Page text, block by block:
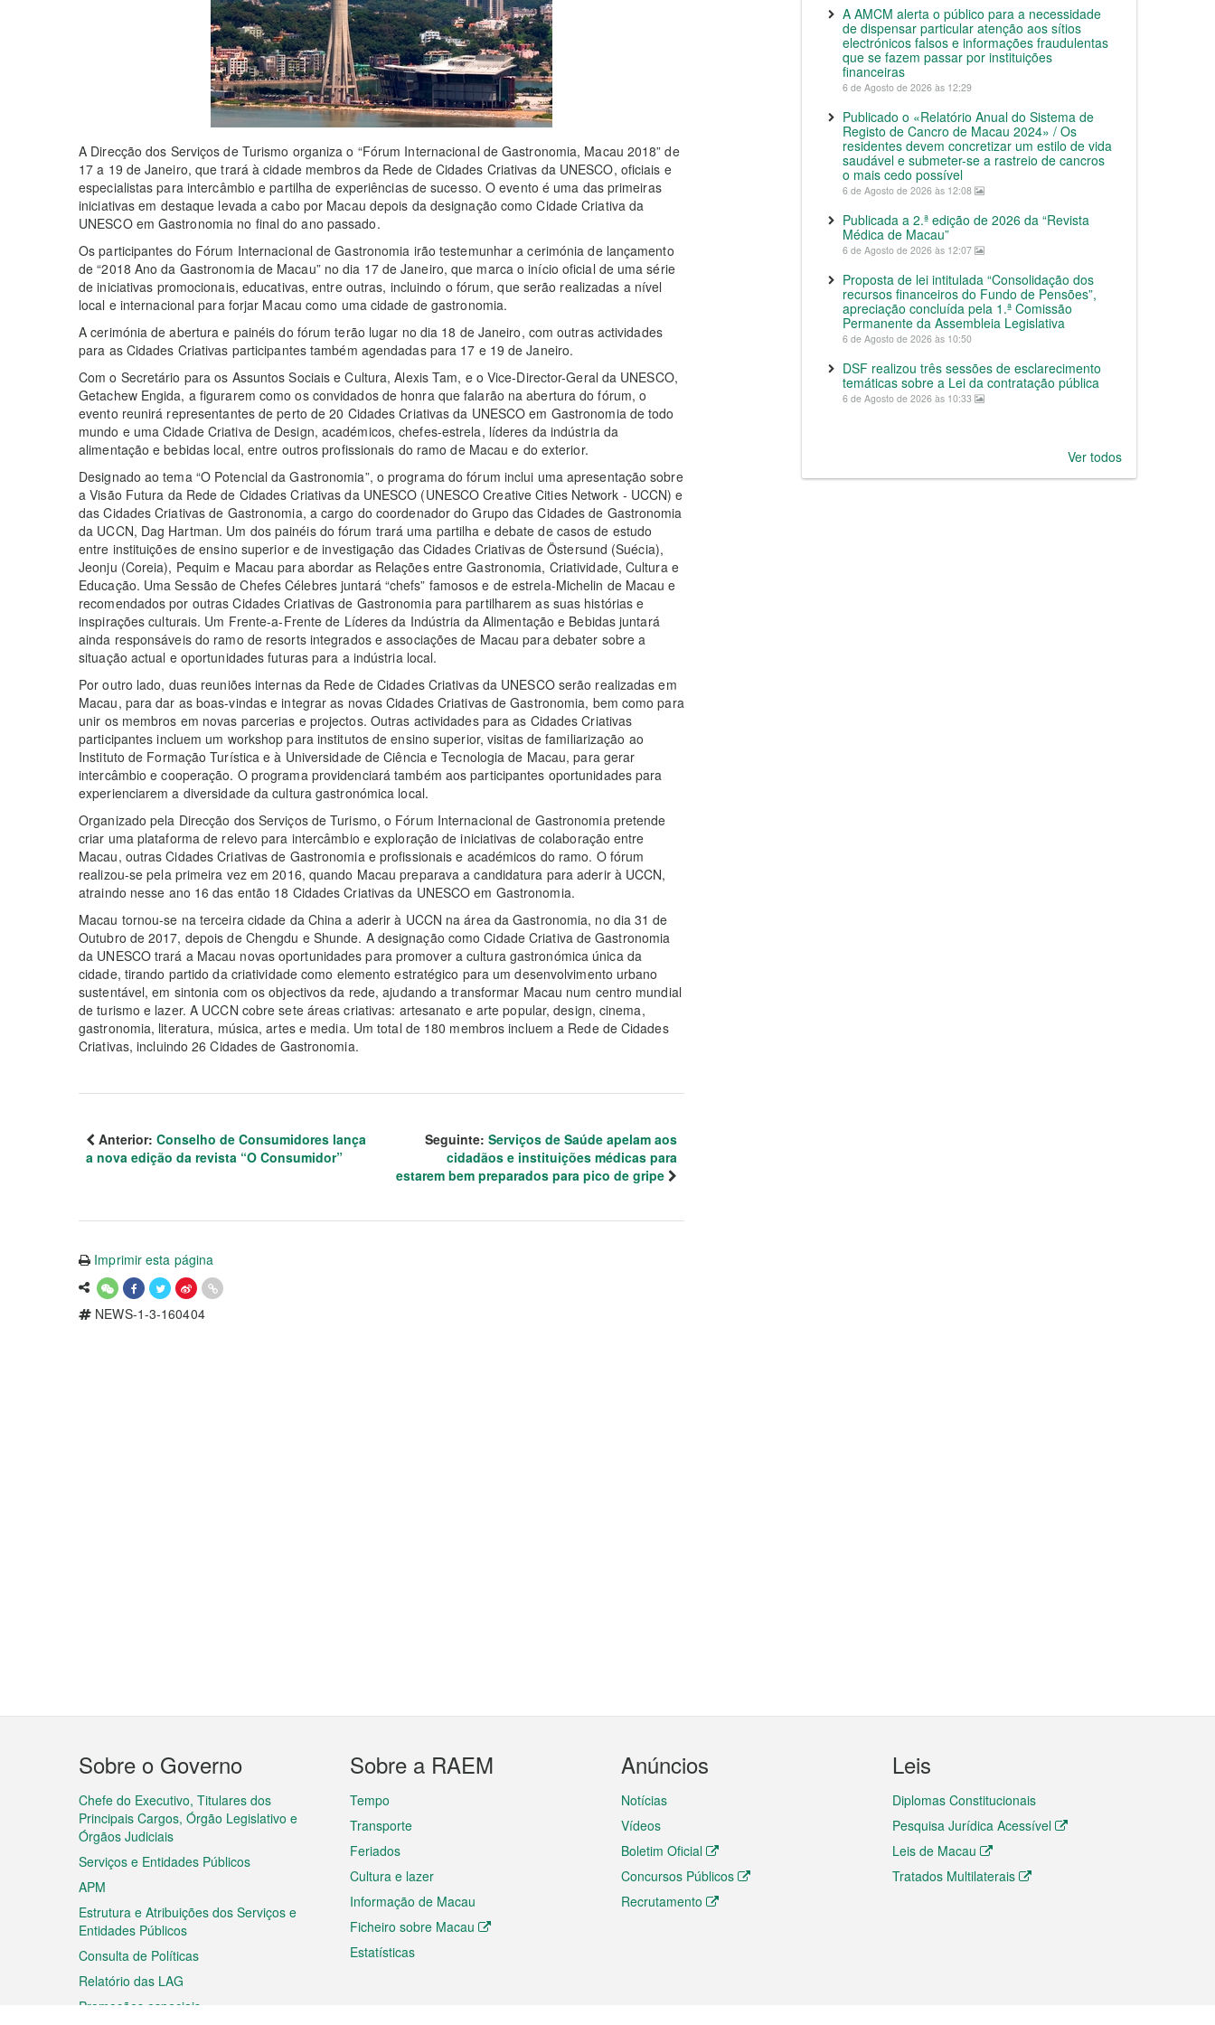
A Direcção dos Serviços de Turismo organiza o “Fórum Internacional de Gastronomia, Macau 2018” de
17 a 19 de Janeiro, que trará à cidade membros da Rede de Cidades Criativas da UNESCO, oficiais e
especialistas para intercâmbio e partilha de experiências de sucesso. O evento é uma das primeiras
iniciativas em destaque levada a cabo por Macau depois da designação como Cidade Criativa da
UNESCO em Gastronomia no final do ano passado.
Os participantes do Fórum Internacional de Gastronomia irão testemunhar a cerimónia de lançamento
de “2018 Ano da Gastronomia de Macau” no dia 17 de Janeiro, que marca o início oficial de uma série
de iniciativas promocionais, educativas, entre outras, incluindo o fórum, que serão realizadas a nível
local e internacional para forjar Macau como uma cidade de gastronomia.
A cerimónia de abertura e painéis do fórum terão lugar no dia 18 de Janeiro, com outras actividades
para as Cidades Criativas participantes também agendadas para 17 e 19 de Janeiro.
Com o Secretário para os Assuntos Sociais e Cultura, Alexis Tam, e o Vice-Director-Geral da UNESCO,
Getachew Engida, a figurarem como os convidados de honra que falarão na abertura do fórum, o
evento reunirá representantes de perto de 20 Cidades Criativas da UNESCO em Gastronomia de todo
mundo e uma Cidade Criativa de Design, académicos, chefes-estrela, líderes da indústria da
alimentação e bebidas local, entre outros profissionais do ramo de Macau e do exterior.
Designado ao tema “O Potencial da Gastronomia”, o programa do fórum inclui uma apresentação sobre
a Visão Futura da Rede de Cidades Criativas da UNESCO (UNESCO Creative Cities Network - UCCN) e
das Cidades Criativas de Gastronomia, a cargo do coordenador do Grupo das Cidades de Gastronomia
da UCCN, Dag Hartman. Um dos painéis do fórum trará uma partilha e debate de casos de estudo
entre instituições de ensino superior e de investigação das Cidades Criativas de Östersund (Suécia),
Jeonju (Coreia), Pequim e Macau para abordar as Relações entre Gastronomia, Criatividade, Cultura e
Educação. Uma Sessão de Chefes Célebres juntará “chefs” famosos e de estrela-Michelin de Macau e
recomendados por outras Cidades Criativas de Gastronomia para partilharem as suas histórias e
inspirações culturais. Um Frente-a-Frente de Líderes da Indústria da Alimentação e Bebidas juntará
ainda responsáveis do ramo de resorts integrados e associações de Macau para debater sobre a
situação actual e oportunidades futuras para a indústria local.
Por outro lado, duas reuniões internas da Rede de Cidades Criativas da UNESCO serão realizadas em
Macau, para dar as boas-vindas e integrar as novas Cidades Criativas de Gastronomia, bem como para
unir os membros em novas parcerias e projectos. Outras actividades para as Cidades Criativas
participantes incluem um workshop para institutos de ensino superior, visitas de familiarização ao
Instituto de Formação Turística e à Universidade de Ciência e Tecnologia de Macau, para gerar
intercâmbio e cooperação. O programa providenciará também aos participantes oportunidades para
experienciarem a diversidade da cultura gastronómica local.
Organizado pela Direcção dos Serviços de Turismo, o Fórum Internacional de Gastronomia pretende
criar uma plataforma de relevo para intercâmbio e exploração de iniciativas de colaboração entre
Macau, outras Cidades Criativas de Gastronomia e profissionais e académicos do ramo. O fórum
realizou-se pela primeira vez em 2016, quando Macau preparava a candidatura para aderir à UCCN,
atraindo nesse ano 16 das então 18 Cidades Criativas da UNESCO em Gastronomia.
Macau tornou-se na terceira cidade da China a aderir à UCCN na área da Gastronomia, no dia 31 de
Outubro de 2017, depois de Chengdu e Shunde. A designação como Cidade Criativa de Gastronomia
da UNESCO trará a Macau novas oportunidades para promover a cultura gastronómica única da
cidade, tirando partido da criatividade como elemento estratégico para um desenvolvimento urbano
sustentável, em sintonia com os objectivos da rede, ajudando a transformar Macau num centro mundial
de turismo e lazer. A UCCN cobre sete áreas criativas: artesanato e arte popular, design, cinema,
gastronomia, literatura, música, artes e media. Um total de 180 membros incluem a Rede de Cidades
Criativas, incluindo 26 Cidades de Gastronomia.
Anterior: Conselho de Consumidores lança
a nova edição da revista “O Consumidor”
Seguinte: Serviços de Saúde apelam aos
cidadãos e instituições médicas para
estarem bem preparados para pico de gripe
Imprimir esta página
NEWS-1-3-160404
A AMCM alerta o público para a necessidade
de dispensar particular atenção aos sítios
electrónicos falsos e informações fraudulentas
que se fazem passar por instituições
financeiras
6 de Agosto de 2026 às 12:29
Publicado o «Relatório Anual do Sistema de
Registo de Cancro de Macau 2024» / Os
residentes devem concretizar um estilo de vida
saudável e submeter-se a rastreio de cancros
o mais cedo possível
6 de Agosto de 2026 às 12:08
Publicada a 2.ª edição de 2026 da “Revista
Médica de Macau”
6 de Agosto de 2026 às 12:07
Proposta de lei intitulada “Consolidação dos
recursos financeiros do Fundo de Pensões”,
apreciação concluída pela 1.ª Comissão
Permanente da Assembleia Legislativa
6 de Agosto de 2026 às 10:50
DSF realizou três sessões de esclarecimento
temáticas sobre a Lei da contratação pública
6 de Agosto de 2026 às 10:33
Ver todos
Menu
do
rodapé
Sobre o Governo
Chefe do Executivo, Titulares dos
Principais Cargos, Órgão Legislativo e
Órgãos Judiciais
Serviços e Entidades Públicos
APM
Estrutura e Atribuições dos Serviços e
Entidades Públicos
Consulta de Políticas
Relatório das LAG
Promoções especiais
Sobre a RAEM
Tempo
Transporte
Feriados
Cultura e lazer
Informação de Macau
Ficheiro sobre Macau
Estatísticas
Anúncios
Notícias
Vídeos
Boletim Oficial
Concursos Públicos
Recrutamento
Leis
Diplomas Constitucionais
Pesquisa Jurídica Acessível
Leis de Macau
Tratados Multilaterais